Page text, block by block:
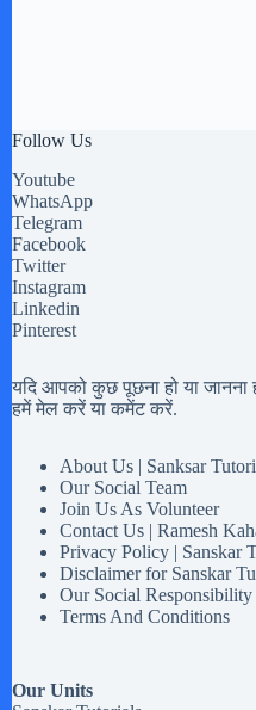
Follow Us
Youtube
WhatsApp
Telegram
Facebook
Twitter
Instagram
Linkedin
Pinterest
यदि आपको कुछ पूछना हो या जानना
हमें मेल करें या कमेंट करें.
About Us | Sanksar
Our Social Team
Join Us As Volunteer
Contact Us | Ramesh
Privacy Policy | Sanskar
Disclaimer for Sanskar
Our Social Responsibility
Terms And Conditions
Our Units